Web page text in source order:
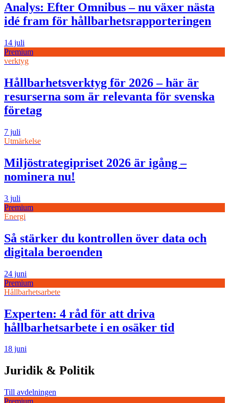
Analys: Efter Omnibus – nu växer nästa
idé fram för hållbarhetsrapporteringen
14 juli
Premium
verktyg
Hållbarhetsverktyg för 2026 – här är
resurserna som är relevanta för svenska
företag
7 juli
Utmärkelse
Miljöstrategipriset 2026 är igång –
nominera nu!
3 juli
Premium
Energi
Så stärker du kontrollen över data och
digitala beroenden
24 juni
Premium
Hållbarhetsarbete
Experten: 4 råd för att driva
hållbarhetsarbete i en osäker tid
18 juni
Juridik & Politik
Till avdelningen